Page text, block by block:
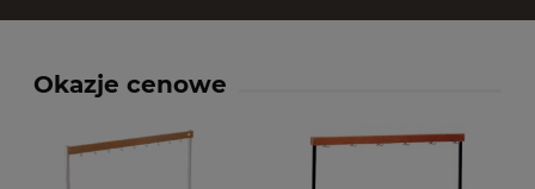
Okazje cenowe